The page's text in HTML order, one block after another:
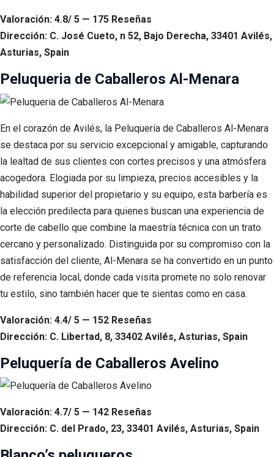
Valoración: 4.8/ 5 — 175 Reseñas
Dirección: C. José Cueto, n 52, Bajo Derecha, 33401 Avilés,
Asturias, Spain
Peluqueria de Caballeros Al-Menara
En el corazón de Avilés, la Peluquería de Caballeros Al-Menara
se destaca por su servicio excepcional y amigable, capturando
la lealtad de sus clientes con cortes precisos y una atmósfera
acogedora. Elogiada por su limpieza, precios accesibles y la
habilidad superior del propietario y su equipo, esta barbería es
la elección predilecta para quienes buscan una experiencia de
corte de cabello que combine la maestría técnica con un trato
cercano y personalizado. Distinguida por su compromiso con la
satisfacción del cliente, Al-Menara se ha convertido en un punto
de referencia local, donde cada visita promete no solo renovar
tu estilo, sino también hacer que te sientas como en casa.
Valoración: 4.4/ 5 — 152 Reseñas
Dirección: C. Libertad, 8, 33402 Avilés, Asturias, Spain
Peluquería de Caballeros Avelino
Valoración: 4.7/ 5 — 142 Reseñas
Dirección: C. del Prado, 23, 33401 Avilés, Asturias, Spain